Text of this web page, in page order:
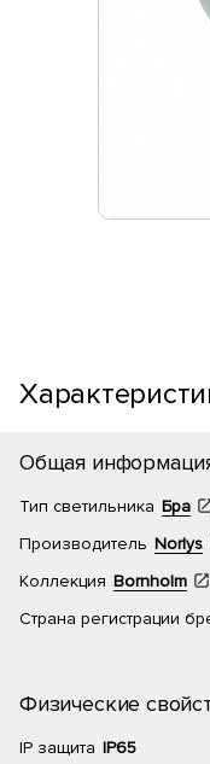
Общая
Тип светильника Бра
Производитель Norlys
Коллекция Bornholm
Страна регистрации
Физические
IP защита IP65